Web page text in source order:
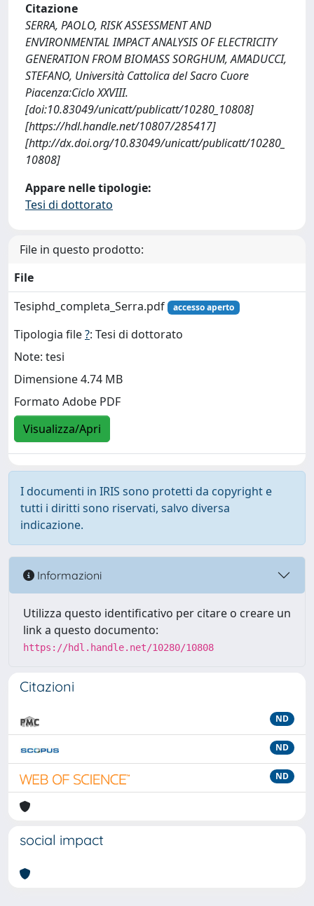
Citazione
SERRA, PAOLO, RISK ASSESSMENT AND
ENVIRONMENTAL IMPACT ANALYSIS OF ELECTRICITY
GENERATION FROM BIOMASS SORGHUM, AMADUCCI,
STEFANO, Università Cattolica del Sacro Cuore
Piacenza:Ciclo XXVIII.
[doi:10.83049/unicatt/publicatt/10280_10808]
[https://hdl.handle.net/10807/285417]
[http://dx.doi.org/10.83049/unicatt/publicatt/10280_
10808]
Appare nelle tipologie:
Tesi di dottorato
File in questo prodotto:
File
Tesiphd_completa_Serra.pdf
accesso aperto
Tipologia file?: Tesi di dottorato
Note: tesi
Dimensione 4.74 MB
Formato Adobe PDF
Visualizza/Apri
I documenti in IRIS sono protetti da copyright e
tutti i diritti sono riservati, salvo diversa
indicazione.
Informazioni
Utilizza questo identificativo per citare o creare un
link a questo documento:
https://hdl.handle.net/10280/10808
Citazioni
ND
ND
ND
social impact